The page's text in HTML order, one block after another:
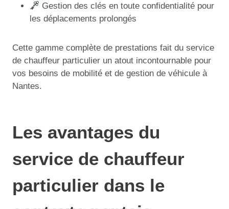
Gestion des clés en toute confidentialité pour
les déplacements prolongés
Cette gamme complète de prestations fait du service
de chauffeur particulier un atout incontournable pour
vos besoins de mobilité et de gestion de véhicule à
Nantes.
Les avantages du
service de chauffeur
particulier dans le